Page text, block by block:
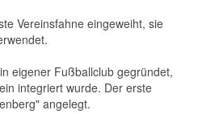
Vereinsfahne eingeweiht, sie
eigener Fußballclub gegründet,
integriert wurde. Der erste
angelegt.